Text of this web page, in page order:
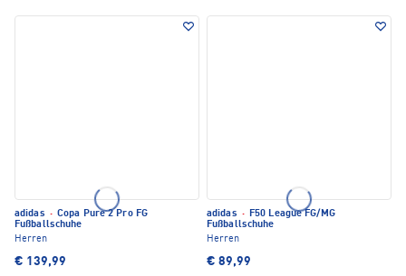
adidas · Copa Pure 2 Pro FG
Fußballschuhe
Herren
€ 139,99
adidas · F50 League FG/MG
Fußballschuhe
Herren
€ 89,99